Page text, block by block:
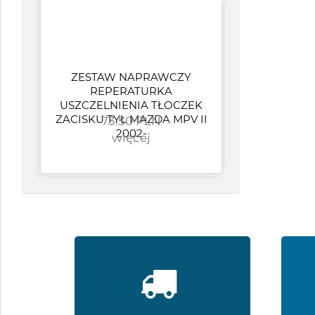
ZESTAW NAPRAWCZY
REPERATURKA
USZCZELNIENIA TŁOCZEK
ZACISKU TYŁ MAZDA MPV II
2002-
73.50 PLN
więcej